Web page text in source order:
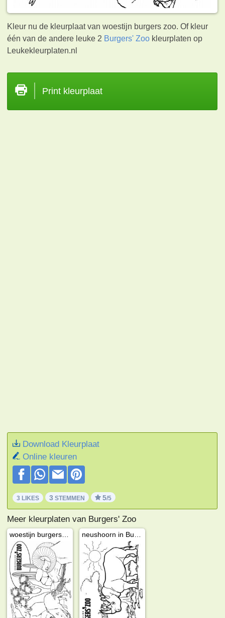
Kleur nu de kleurplaat van woestijn burgers zoo. Of kleur
één van de andere leuke 2 Burgers' Zoo kleurplaten op
Leukekleurplaten.nl
Print kleurplaat
Download Kleurplaat
Online kleuren
3 LIKES 3 STEMMEN 5/5
Meer kleurplaten van Burgers' Zoo